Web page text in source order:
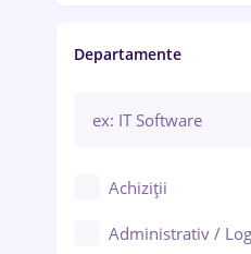
Brașov
Bacău
Galați (Galați)
Departamente
Achiziții
Administrativ /